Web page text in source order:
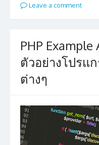
Leave a comment
PHP Example
ตัวอย่างโปรแ
ต่างๆ